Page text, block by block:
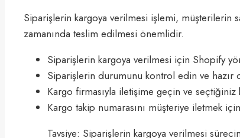
Siparişlerin kargoya verilmesi işlemi, müşterilerin
zamanında teslim edilmesi önemlidir.
Siparişlerin kargoya verilmesi için Shopify
Siparişlerin durumunu kontrol edin ve hazır
Kargo firmasıyla iletişime geçin ve seçtiğiniz
Kargo takip numarasını müşteriye iletmek
Tavsiye: Siparişlerin kargoya verilmesi